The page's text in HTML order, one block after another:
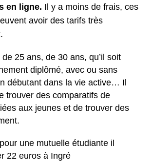
en ligne. Il y a moins de frais, ces
avoir des tarifs très
25 ans, de 30 ans, qu’il soit
diplômé, avec ou sans
débutant dans la vie active… Il
trouver des comparatifs de
aux jeunes et de trouver des
une mutuelle étudiante il
22 euros à Ingré